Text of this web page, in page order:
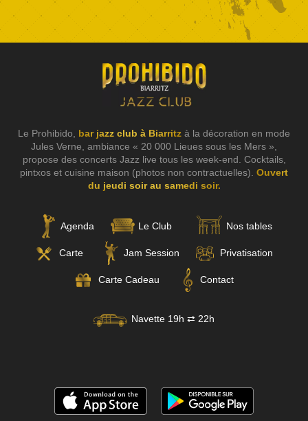
Le Prohibido, bar jazz club à Biarritz à la décoration en mode
Jules Verne, ambiance « 20 000 Lieues sous les Mers »,
propose des concerts Jazz live tous les week-end. Cocktails,
pintxos et cuisine maison (photos non contractuelles). Ouvert
du jeudi soir au samedi soir.
Agenda Le Club Nos tables
Carte Jam Session Privatisation
Carte Cadeau Contact
Navette 19h ⇄ 22h